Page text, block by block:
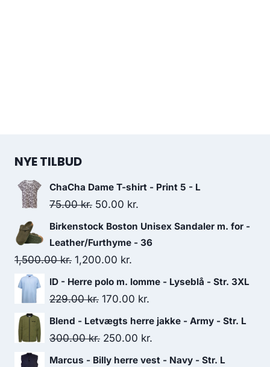
NYE TILBUD
ChaCha Dame T-shirt - Print 5 - L
75.00kr. Original
price
was:
75.00 kr..
50.00 kr.
price
is:
Birkenstock Boston Unisex Sandaler m. for -
Leather/Furthyme - 36
1,500.00kr. Original
price
was:
1,200.00 kr.
price
is:
ID - Herre polo m. lomme - Lyseblå - Str. 3XL
229.00kr. Original
price
was:
170.00 kr.
price
is:
Blend - Letvægts herre jakke - Army - Str. L
300.00kr. Original
price
250.00 kr.
price
Marcus - Billy herre vest - Navy - Str. L